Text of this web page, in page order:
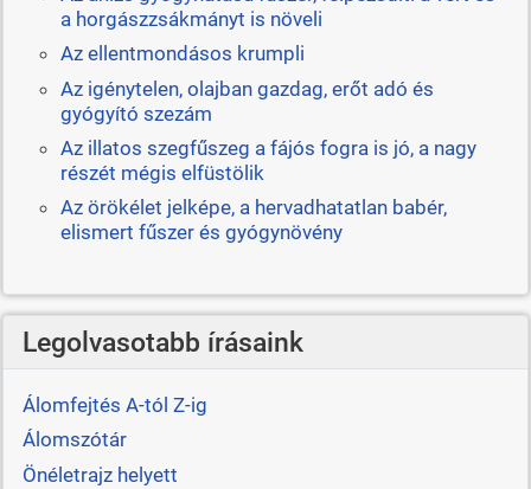
a horgászzsákmányt is növeli
Az ellentmondásos krumpli
Az igénytelen, olajban gazdag, erőt adó és
gyógyító szezám
Az illatos szegfűszeg a fájós fogra is jó, a nagy
részét mégis elfüstölik
Az örökélet jelképe, a hervadhatatlan babér,
elismert fűszer és gyógynövény
Legolvasotabb írásaink
Álomfejtés A-tól Z-ig
Álomszótár
Önéletrajz helyett